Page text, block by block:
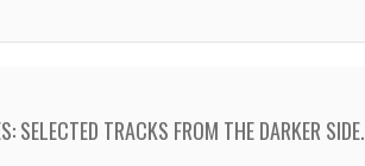
SELECTED TRACKS FROM THE DARKER SIDE.